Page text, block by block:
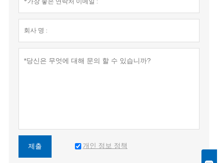
제출 개인 정보 정책